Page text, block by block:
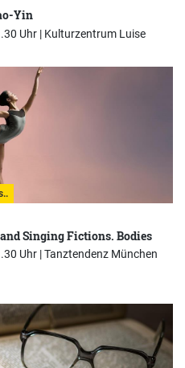
Yin
Uhr | Kulturzentrum Luise
Singing Fictions. Bodies
Uhr |Tanztendenz München